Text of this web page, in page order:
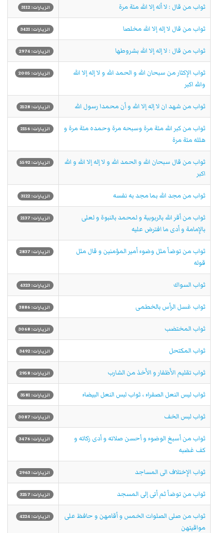
ثواب من قال : لا أله إلا الله مئة مرة الزيارات: 3112
ثواب من قال لا إله إلا الله مخلصا الزيارات: 3421
ثواب من قال : لا إله إلا الله بشروطها الزيارات: 2974
ثواب الإِكثار من سبحان الله و الحمد الله و لا إله إلا الله
والله اكبر
الزيارات: 2005
ثواب من شهد ان لا إله إلا الله و أن محمدا رسول الله الزيارات: 2528
ثواب من كبر الله مئة مرة وسبحه مرة وحمده مئة مرة و
هلله مئة مرة
الزيارات: 2156
ثواب من قال سبحان الله و الحمد الله و لا إله إلا الله و الله
اكبر
الزيارات: 5592
ثواب من مجد الله بما مجد به نفسه الزيارات: 3122
ثواب من أقر الله بالربوبية و لمحمد بالنبوة و لعلى
بالإِمامة و أدى ما افترض عليه
الزيارات: 2137
ثواب من توضأ مثل وضوء أمير المؤمنين و قال مثل
قوله
الزيارات: 2837
ثواب السواك الزيارات: 4323
ثواب غسل الرأس بالخطمى الزيارات: 3886
ثواب المختضب الزيارات: 3068
ثواب المكتحل الزيارات: 3492
ثواب تقليم الأَظفار و الأَخذ من الشارب الزيارات: 2958
ثواب ليس النعل الصفراء ، ثواب لبس النعل البيضاء الزيارات: 3581
ثواب لبس الخف الزيارات: 3087
ثواب من أسبغ الوضوء و أحسن صلاته و أدى زكاته و
كف غضبه
الزيارات: 3476
ثواب الإِختلاف الى المساجد الزيارات: 2963
ثواب من توضأ ثم أتى إلى المسجد الزيارات: 3257
ثواب من صلى الصلوات الخمس و أقامهن و حافظ على
مواقيتهن
الزيارات: 4224